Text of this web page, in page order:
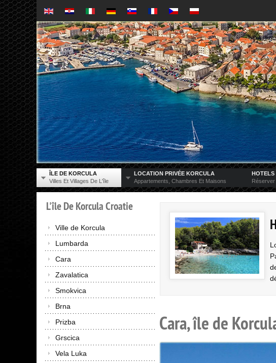
ÎLE DE KORCULA
Villes Et Villages De L'île
LOCATION PRIVÉE KORCULA
Appartements, Chambres Et Maisons
HOTELS
Réserver
L'îleDeKorculaCroatie
Ville de Korcula
Lumbarda
Cara
Zavalatica
Smokvica
Brna
Prizba
Grscica
Vela Luka
Cara, île de